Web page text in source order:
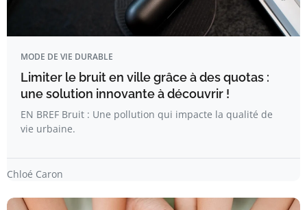
MODE DE VIE DURABLE
Limiter le bruit en ville grâce à des quotas :
une solution innovante à découvrir !
EN BREF Bruit : Une pollution qui impacte la qualité de
vie urbaine.
Chloé Caron